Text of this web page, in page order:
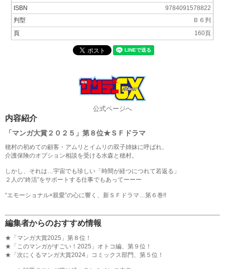
ISBN
9784091578822
判型
Ｂ６判
頁
160頁
公式ページへ
内容紹介
「マンガ大賞２０２５」第８位★ＳＦドラマ
穂村の初めての顧客・アムリとイムリの双子姉妹に呼ばれ、
介護保険のオプション相談を受ける水森と穂村。
しかし、それは…宇宙でも珍しい「時間が経つにつれて若返る」
２人の“終活”をサポートする仕事でもあってーーー
“エモーショナル×親愛”の心に響く、新ＳＦドラマ…第６巻!!
編集者からのおすすめ情報
★「マンガ大賞2025」第８位！
★「このマンガがすごい！2025」オトコ編、第９位！
★「次にくるマンガ大賞2024」コミックス部門、第５位！